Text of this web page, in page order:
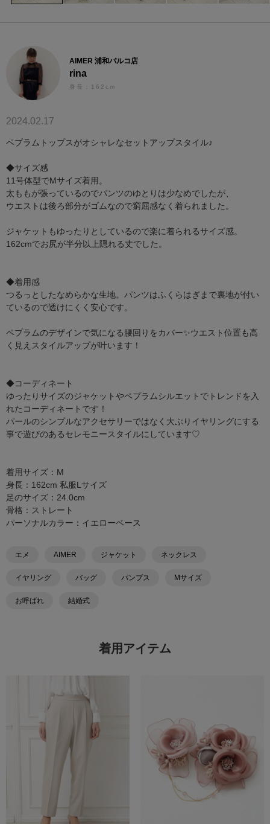
AIMER 浦和パルコ店
rina
身長：162cm
2024.02.17
ペプラムトップスがオシャレなセットアップスタイル♪
◆サイズ感
11号体型でMサイズ着用。
太ももが張っているのでパンツのゆとりは少なめでしたが、
ウエストは後ろ部分がゴムなので窮屈感なく着られました。
ジャケットもゆったりとしているので楽に着られるサイズ感。
162cmでお尻が半分以上隠れる丈でした。
◆着用感
つるっとしたなめらかな生地。パンツはふくらはぎまで裏地が付い
ているので透けにくく安心です。
ペプラムのデザインで気になる腰回りをカバー✨ウエスト位置も高
く見えスタイルアップが叶います！
◆コーディネート
ゆったりサイズのジャケットやペプラムシルエットでトレンドを入
れたコーディネートです！
パールのシンプルなアクセサリーではなく大ぶりイヤリングにする
事で遊びのあるセレモニースタイルにしています♡
着用サイズ：M
身長：162cm 私服Lサイズ
足のサイズ：24.0cm
骨格：ストレート
パーソナルカラー：イエローベース
エメ AIMER ジャケット ネックレス
イヤリング バッグ パンプス Mサイズ
お呼ばれ 結婚式
着用アイテム